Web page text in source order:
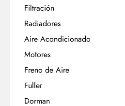
Filtración
Radiadores
Aire Acondicionado
Motores
Freno de Aire
Fuller
Dorman